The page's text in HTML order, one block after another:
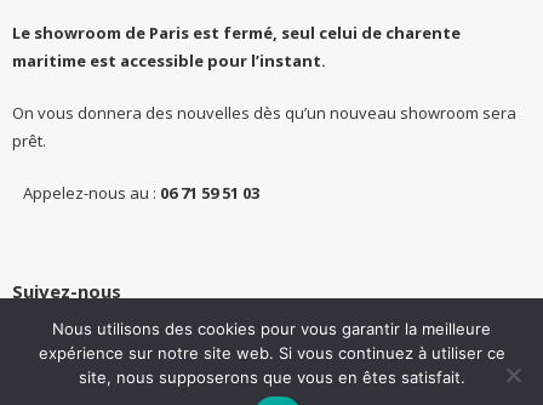
Le showroom de Paris est fermé, seul celui de charente
maritime est accessible pour l’instant.
On vous donnera des nouvelles dès qu’un nouveau showroom sera
prêt.
Appelez-nous au : 06 71 59 51 03
Suivez-nous
Nous utilisons des cookies pour vous garantir la meilleure
expérience sur notre site web. Si vous continuez à utiliser ce
site, nous supposerons que vous en êtes satisfait.